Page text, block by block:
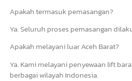
Apakah termasuk pemasangan?
Ya. Seluruh proses pemasangan
Apakah melayani luar Aceh Barat?
Ya. Kami melayani penyewaan lift
berbagai wilayah Indonesia.